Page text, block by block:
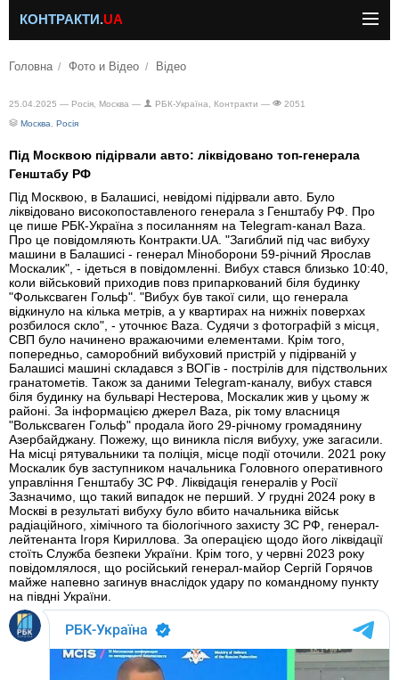
КОНТРАКТИ.UA
Головна Фото и Відео Відео
25.04.2025 — Росія, Москва — РБК-Україна, Контракти —
2051
Москва
Росія
Під Москвою підірвали авто: ліквідовано топ-генерала
Генштабу РФ
Під Москвою, в Балашисі, невідомі підірвали авто. Було
ліквідовано високопоставленого генерала з Генштабу РФ. Про
це пише РБК-Україна з посиланням на Telegram-канал Baza.
Про це повідомляють Контракти.UA. "Загиблий під час вибуху
машини в Балашисі - генерал Міноборони 59-річний Ярослав
Москалик", - ідеться в повідомленні. Вибух стався близько 10:40,
коли військовий приходив повз припаркований біля будинку
"Фольксваген Гольф". "Вибух був такої сили, що генерала
відкинуло на кілька метрів, а у квартирах на нижніх поверхах
розбилося скло", - уточнює Baza. Судячи з фотографій з місця,
СВП було начинено вражаючими елементами. Крім того,
попередньо, саморобний вибуховий пристрій у підірваній у
Балашисі машині складався з ВОГів - пострілів для підствольних
гранатометів. Також за даними Telegram-каналу, вибух стався
біля будинку на бульварі Нестерова, Москалик жив у цьому ж
районі. За інформацією джерел Baza, рік тому власниця
"Вольксваген Гольф" продала його 29-річному громадянину
Азербайджану. Пожежу, що виникла після вибуху, уже загасили.
На місці рятувальники та поліція, місце події оточили. 2021 року
Москалик був заступником начальника Головного оперативного
управління Генштабу ЗС РФ. Ліквідація генералів у Росії
Зазначимо, що такий випадок не перший. У грудні 2024 року в
Москві в результаті вибуху було вбито начальника військ
радіаційного, хімічного та біологічного захисту ЗС РФ, генерал-
лейтенанта Ігоря Кириллова. За операцією щодо його ліквідації
стоїть Служба безпеки України. Крім того, у червні 2023 року
повідомлялося, що російський генерал-майор Сергій Горячов
майже напевно загинув внаслідок удару по командному пункту
на півдні України.